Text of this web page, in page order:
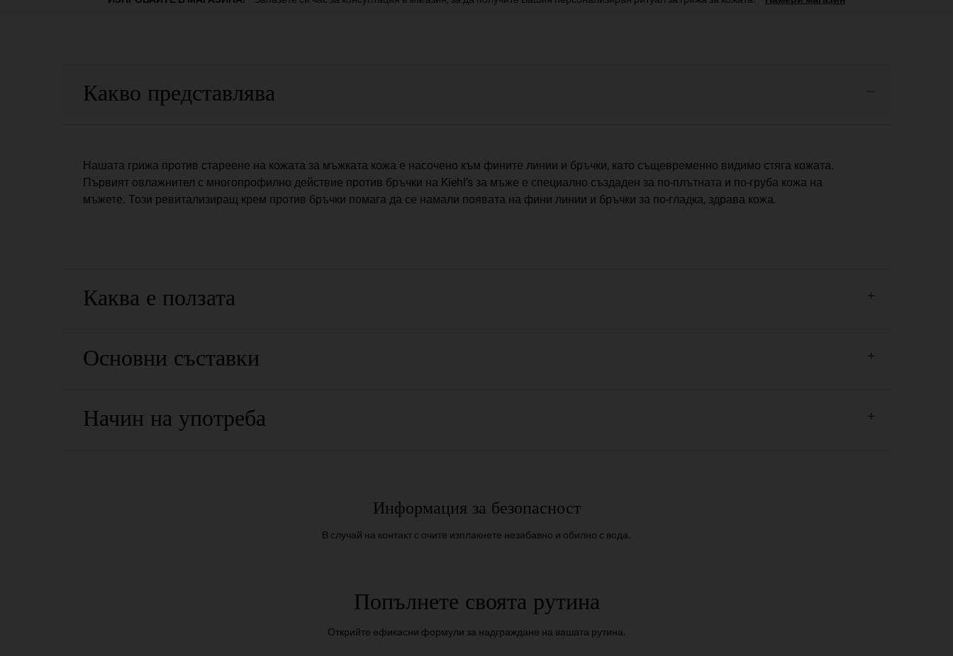
Какво представлява
Нашата грижа против стареене на кожата за мъжката кожа е насочено към фините линии и бръчки, като същевременно видимо стяга кожата.
Първият овлажнител с многопрофилно действие против бръчки на Kiehl’s за мъже е специално създаден за по-плътната и по-груба кожа на
мъжете. Този ревитализиращ крем против бръчки помага да се намали появата на фини линии и бръчки за по-гладка, здрава кожа.
Каква е ползата
Основни съставки
Начин на употреба
Информация за безопасност
В случай на контакт с очите изплакнете незабавно и обилно с вода.
Попълнете своята рутина
Открийте ефикасни формули за надграждане на вашата рутина.